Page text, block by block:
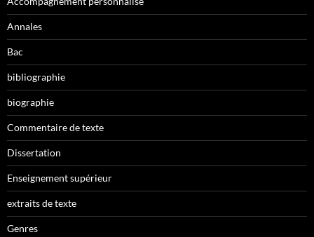
Annales
Bac
bibliographie
biographie
Commentaire de texte
Dissertation
Enseignement supérieur
extraits de texte
Genres